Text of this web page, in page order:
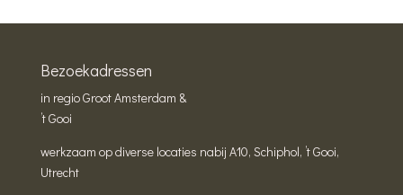
Bezoekadressen
in regio Groot Amsterdam &
’t Gooi
werkzaam op diverse locaties nabij A10, Schiphol, ’t Gooi,
Utrecht